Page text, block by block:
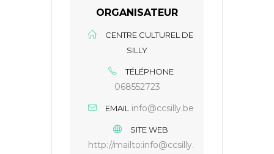
ORGANISATEUR
CENTRE CULTUREL DE
SILLY
TÉLÉPHONE
068552723
EMAIL info@ccsilly.be
SITE WEB
http://mailto:info@ccsilly.